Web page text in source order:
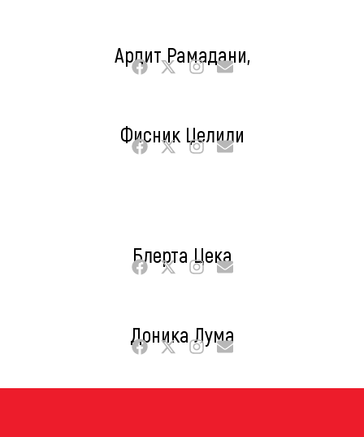
Ардит Рамадани,
Фисник Џелили
Блерта Цека
Доника Лума